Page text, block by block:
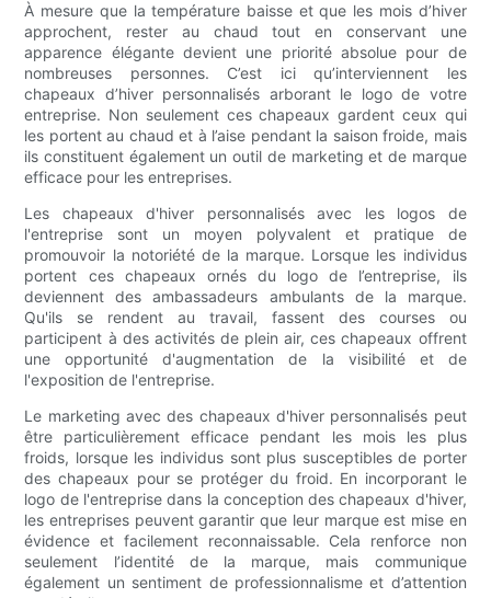
À mesure que la température baisse et que les mois d’hiver
approchent, rester au chaud tout en conservant une
apparence élégante devient une priorité absolue pour de
nombreuses personnes. C’est ici qu’interviennent les
chapeaux d’hiver personnalisés arborant le logo de votre
entreprise. Non seulement ces chapeaux gardent ceux qui
les portent au chaud et à l’aise pendant la saison froide, mais
ils constituent également un outil de marketing et de marque
efficace pour les entreprises.
Les chapeaux d'hiver personnalisés avec les logos de
l'entreprise sont un moyen polyvalent et pratique de
promouvoir la notoriété de la marque. Lorsque les individus
portent ces chapeaux ornés du logo de l’entreprise, ils
deviennent des ambassadeurs ambulants de la marque.
Qu'ils se rendent au travail, fassent des courses ou
participent à des activités de plein air, ces chapeaux offrent
une opportunité d'augmentation de la visibilité et de
l'exposition de l'entreprise.
Le marketing avec des chapeaux d'hiver personnalisés peut
être particulièrement efficace pendant les mois les plus
froids, lorsque les individus sont plus susceptibles de porter
des chapeaux pour se protéger du froid. En incorporant le
logo de l'entreprise dans la conception des chapeaux d'hiver,
les entreprises peuvent garantir que leur marque est mise en
évidence et facilement reconnaissable. Cela renforce non
seulement l’identité de la marque, mais communique
également un sentiment de professionnalisme et d’attention